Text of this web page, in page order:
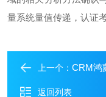
量系统量值传递，认证
上一个： CRM鸿蒙标
返回列表